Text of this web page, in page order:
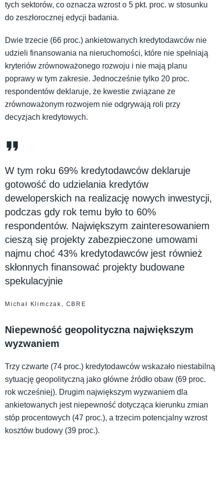
tych sektorów, co oznacza wzrost o 5 pkt. proc. w stosunku
do zeszłorocznej edycji badania.
Dwie trzecie (66 proc.) ankietowanych kredytodawców nie
udzieli finansowania na nieruchomości, które nie spełniają
kryteriów zrównoważonego rozwoju i nie mają planu
poprawy w tym zakresie. Jednocześnie tylko 20 proc.
respondentów deklaruje, że kwestie związane ze
zrównoważonym rozwojem nie odgrywają roli przy
decyzjach kredytowych.
W tym roku 69% kredytodawców deklaruje
gotowość do udzielania kredytów
deweloperskich na realizację nowych inwestycji,
podczas gdy rok temu było to 60%
respondentów. Największym zainteresowaniem
cieszą się projekty zabezpieczone umowami
najmu choć 43% kredytodawców jest również
skłonnych finansować projekty budowane
spekulacyjnie
Michał Klimczak, CBRE
Niepewność geopolityczna największym
wyzwaniem
Trzy czwarte (74 proc.) kredytodawców wskazało niestabilną
sytuację geopolityczną jako główne źródło obaw (69 proc.
rok wcześniej). Drugim największym wyzwaniem dla
ankietowanych jest niepewność dotycząca kierunku zmian
stóp procentowych (47 proc.), a trzecim potencjalny wzrost
kosztów budowy (39 proc.).